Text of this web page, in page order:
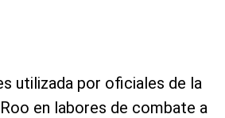
utilizada por oficiales de la
en labores de combate a